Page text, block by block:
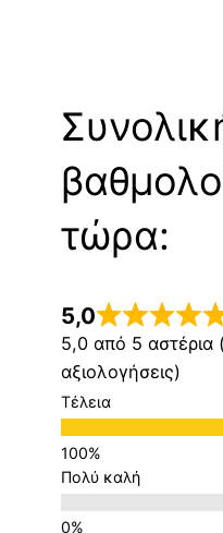
τώρα:
5,0
5,0 από 5 αστέρια
αξιολογήσεις)
Τέλεια
Πολύ καλή